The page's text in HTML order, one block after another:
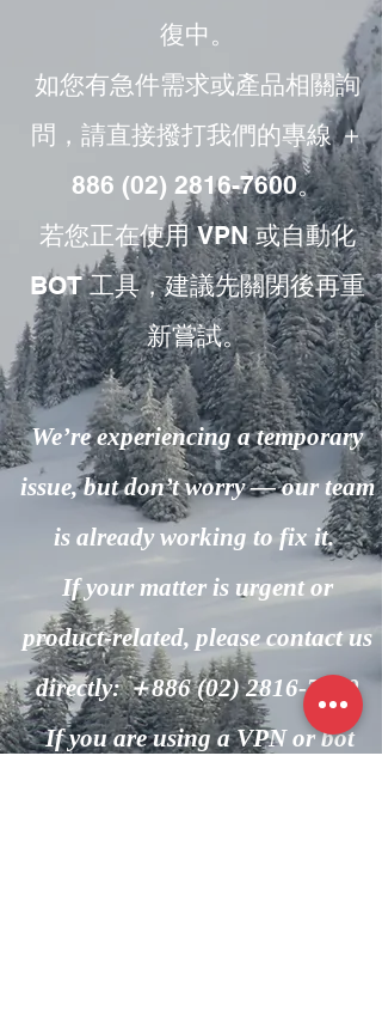
復中。
如您有急件需求或產品相關詢
問，請直接撥打我們的專線 ＋
886 (02) 2816-7600。
若您正在使用 VPN 或自動化
BOT 工具，建議先關閉後再重
新嘗試。
We’re experiencing a temporary
issue, but don’t worry — our team
is already working to fix it.
If your matter is urgent or
product-related, please contact us
directly: ＋886(02) 2816-7600
If you are using a VPN or bot